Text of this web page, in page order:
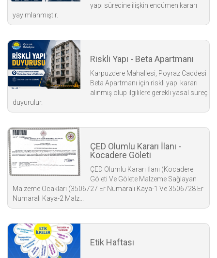
yapı sürecine ilişkin encümen kararı
yayımlanmıştır.
Riskli Yapı - Beta Apartmanı
Karpuzdere Mahallesi, Poyraz Caddesi
Beta Apartmanı için riskli yapı kararı
alınmış olup ilgililere gerekli yasal süreç
duyurulur.
ÇED Olumlu Kararı İlanı -
Kocadere Göleti
ÇED Olumlu Kararı İlanı (Kocadere
Göleti Ve Gölete Malzeme Sağlayan
Malzeme Ocakları (3506727 Er Numaralı Kaya-1 Ve 3506728 Er
Numaralı Kaya-2 Malz...
Etik Haftası